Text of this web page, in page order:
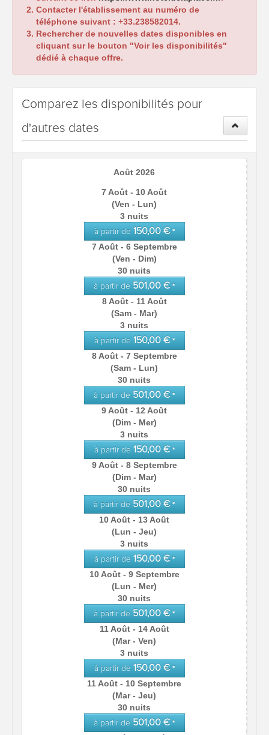
Contacter l'établissement au numéro de
téléphone suivant : +33.238582014.
Rechercher de nouvelles dates disponibles en
cliquant sur le bouton "Voir les disponibilités"
dédié à chaque offre.
Comparez les disponibilités pour
d'autres dates
Août 2026
7 Août - 10 Août
(Ven - Lun)
3 nuits
à partir de 150,00 € *
7 Août - 6 Septembre
(Ven - Dim)
30 nuits
à partir de 501,00 € *
8 Août - 11 Août
(Sam - Mar)
3 nuits
à partir de 150,00 € *
8 Août - 7 Septembre
(Sam - Lun)
30 nuits
à partir de 501,00 € *
9 Août - 12 Août
(Dim - Mer)
3 nuits
à partir de 150,00 € *
9 Août - 8 Septembre
(Dim - Mar)
30 nuits
à partir de 501,00 € *
10 Août - 13 Août
(Lun - Jeu)
3 nuits
à partir de 150,00 € *
10 Août - 9 Septembre
(Lun - Mer)
30 nuits
à partir de 501,00 € *
11 Août - 14 Août
(Mar - Ven)
3 nuits
à partir de 150,00 € *
11 Août - 10 Septembre
(Mar - Jeu)
30 nuits
à partir de 501,00 € *